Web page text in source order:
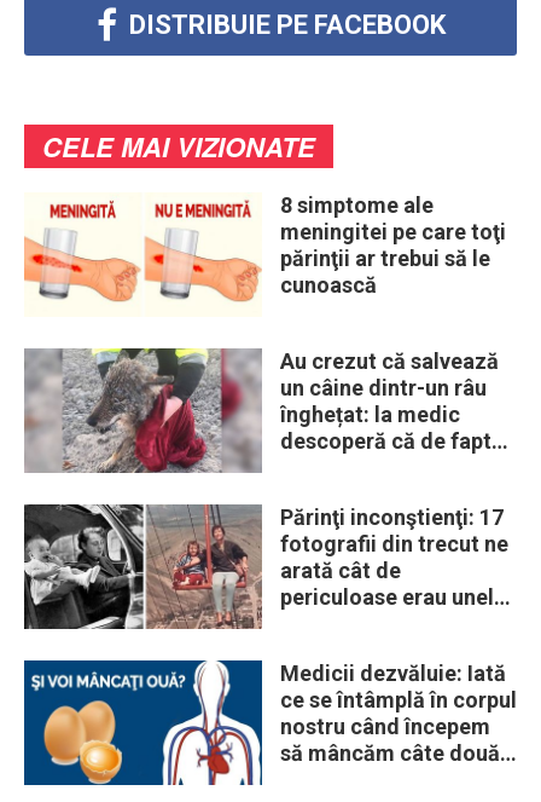
DISTRIBUIE PE FACEBOOK
CELE MAI VIZIONATE
8 simptome ale
meningitei pe care toţi
părinţii ar trebui să le
cunoască
Au crezut că salvează
un câine dintr-un râu
înghețat: la medic
descoperă că de fapt
Părinţi inconştienţi: 17
fotografii din trecut ne
arată cât de
periculoase erau unele
Medicii dezvăluie: Iată
ce se întâmplă în corpul
nostru când începem
să mâncăm câte două